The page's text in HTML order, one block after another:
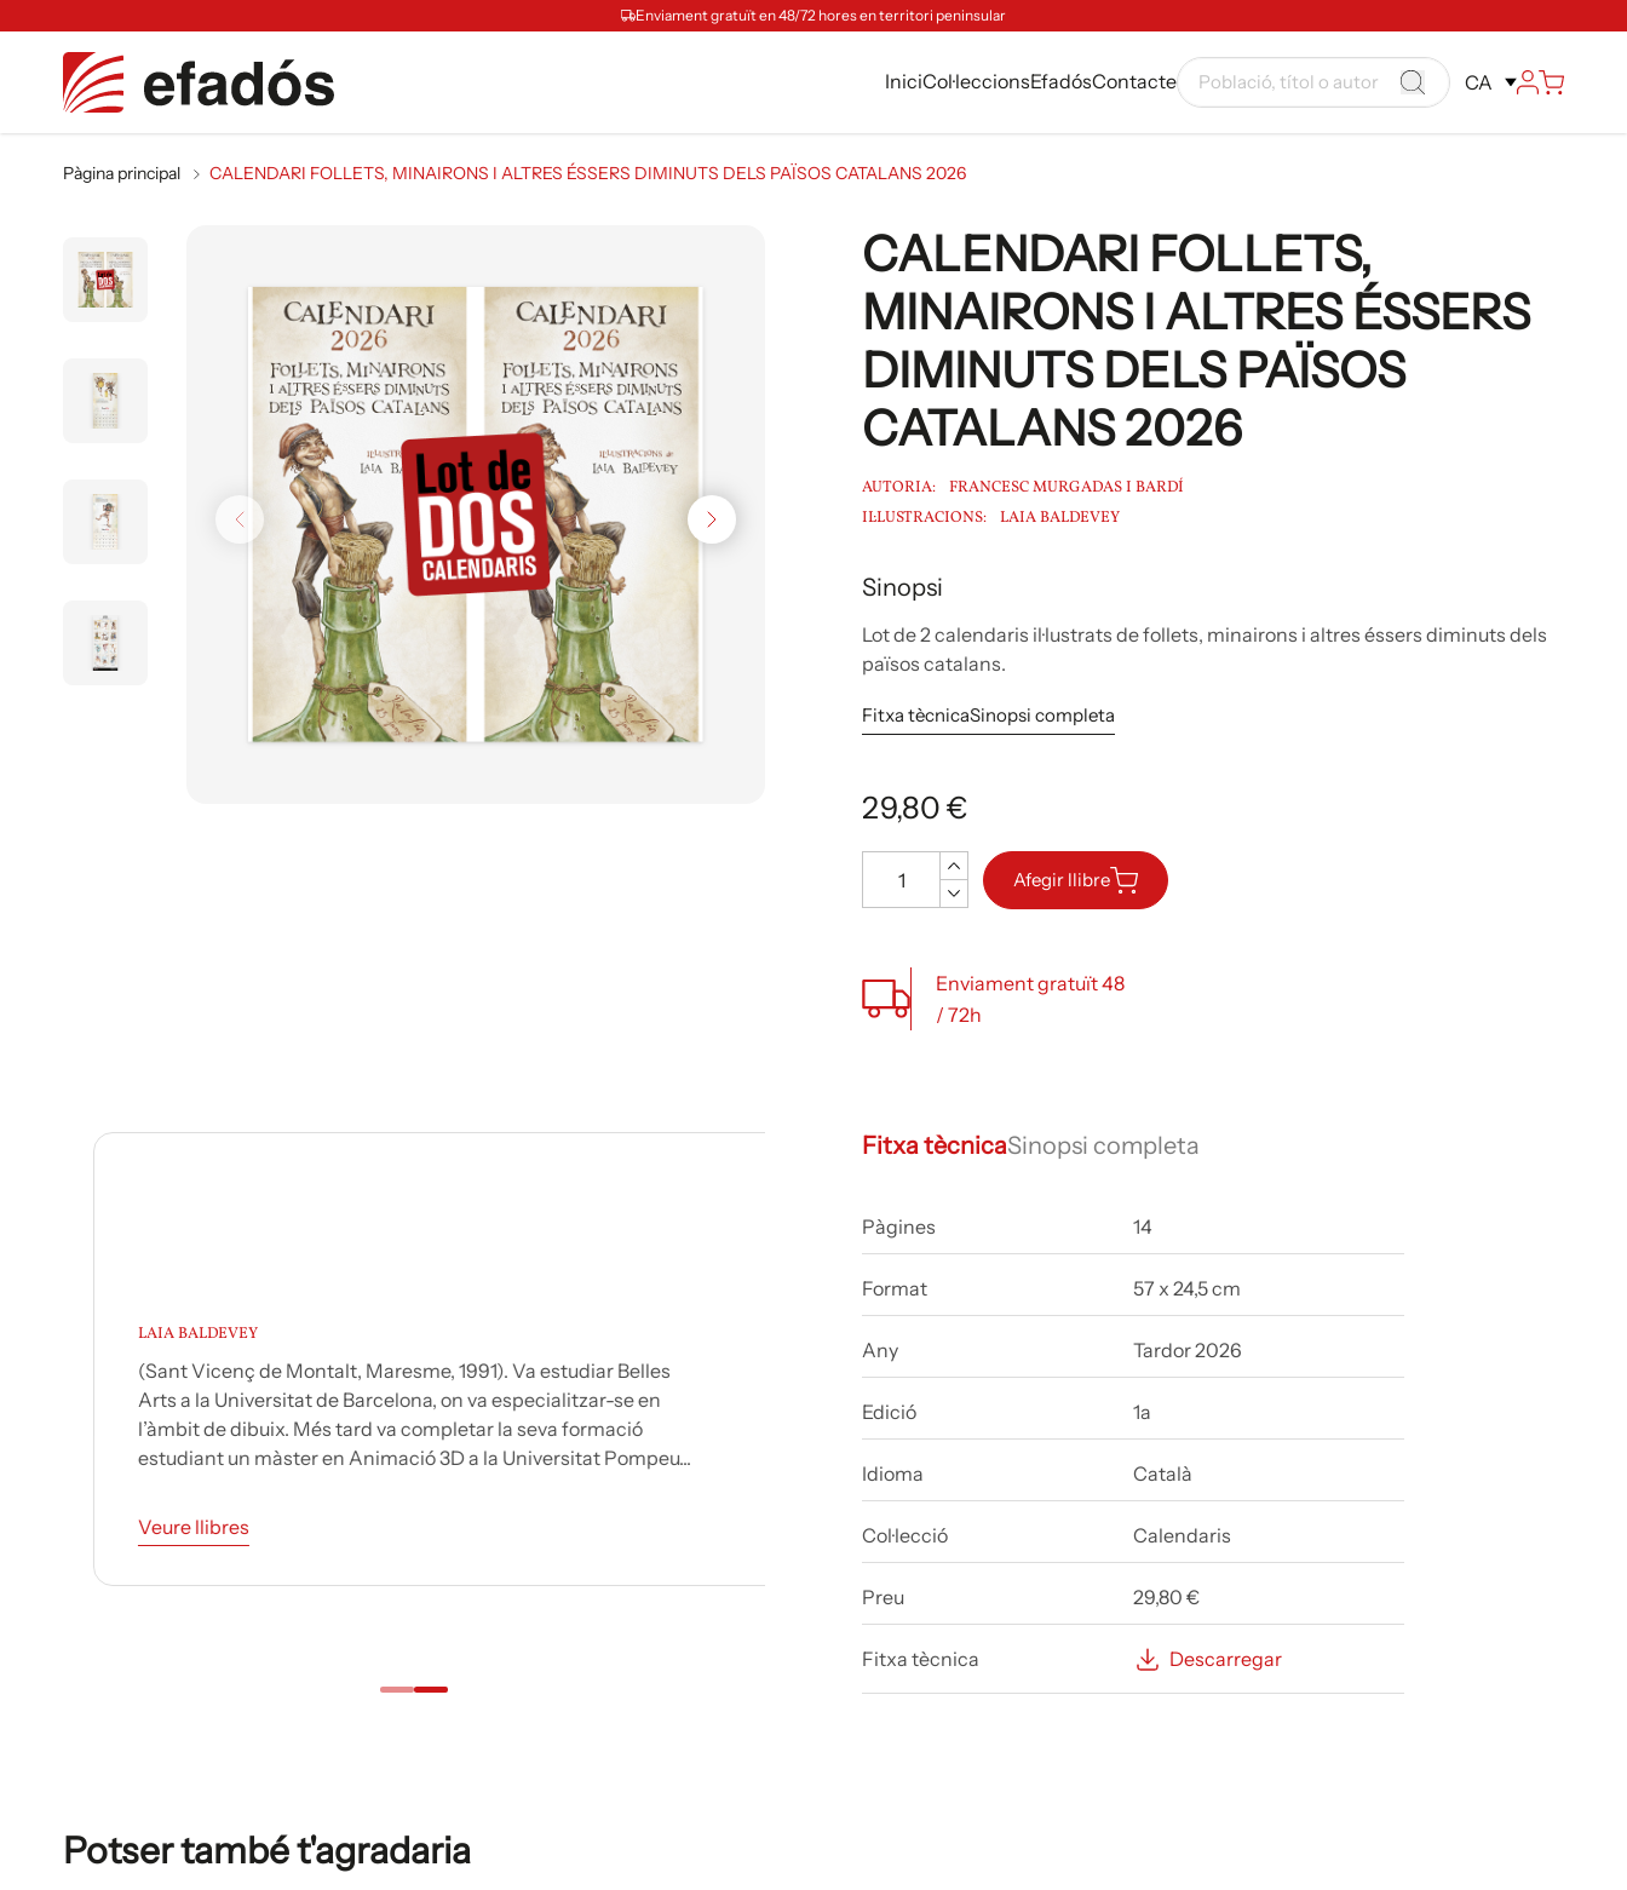
Enviament gratuït en 48/72 hores en territori peninsular
IniciCol·leccionsEfadósContacte CA
Pàgina principal CALENDARI FOLLETS, MINAIRONS I ALTRES ÉSSERS DIMINUTS DELS PAÏSOS CATALANS 2026
CALENDARI FOLLETS,
MINAIRONS I ALTRES ÉSSERS
DIMINUTS DELS PAÏSOS
CATALANS 2026
AUTORIA:
FRANCESC MURGADAS I BARDÍ
IL·LUSTRACIONS:
LAIA BALDEVEY
Sinopsi
Lot de 2 calendaris il·lustrats de follets, minairons i altres éssers diminuts dels
països catalans.
Fitxa tècnicaSinopsi completa
29,80 €
Afegir llibre
Enviament gratuït 48
/ 72h
LAIA BALDEVEY
(Sant Vicenç de Montalt, Maresme, 1991). Va estudiar Belles
Arts a la Universitat de Barcelona, on va especialitzar-se en
Fitxa tècnicaSinopsi completa
Pàgines 14
Format 57 x 24,5 cm
Any Tardor 2026
Edició 1a
Idioma Català
Col·lecció Calendaris
Preu 29,80 €
Fitxa tècnica Descarregar
Potser també t'agradaria